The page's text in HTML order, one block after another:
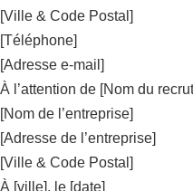
[Ville & Code Postal]
[Téléphone]
[Adresse e-mail]
À l’attention de [Nom du
[Nom de l’entreprise]
[Adresse de l’entreprise]
[Ville & Code Postal]
À [ville], le [date]